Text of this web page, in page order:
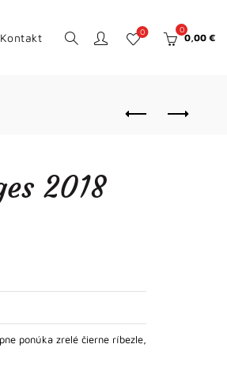
Kontakt 0 0
0,00 €
2018
ponúka zrelé čierne ríbezle,